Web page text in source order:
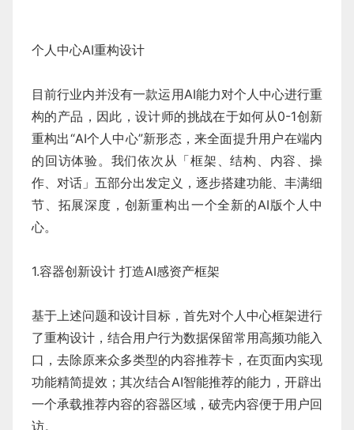
个人中心AI重构设计
目前行业内并没有一款运用AI能力对个人中心进行重
构的产品，因此，设计师的挑战在于如何从0-1创新
重构出“AI个人中心”新形态，来全面提升用户在端内
的回访体验。我们依次从「框架、结构、内容、操
作、对话」五部分出发定义，逐步搭建功能、丰满细
节、拓展深度，创新重构出一个全新的AI版个人中
心。
1.容器创新设计 打造AI感资产框架
基于上述问题和设计目标，首先对个人中心框架进行
了重构设计，结合用户行为数据保留常用高频功能入
口，去除原来众多类型的内容推荐卡，在页面内实现
功能精简提效；其次结合AI智能推荐的能力，开辟出
一个承载推荐内容的容器区域，破壳内容便于用户回
访。